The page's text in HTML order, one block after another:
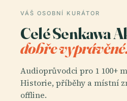
VÁŠ OSOBNÍ KURÁTOR
Celé Senkawa
dobře
Audioprůvodci pro 1 100+
Historie, příběhy a místní
offline.